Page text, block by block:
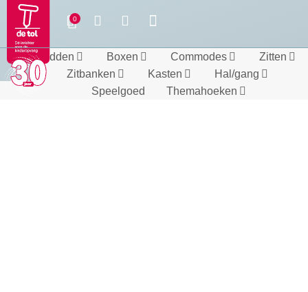
Bedden Boxen Commodes
Zitten
Zitbanken
Kasten
Hal/gang
Speelgoed
Themahoeken